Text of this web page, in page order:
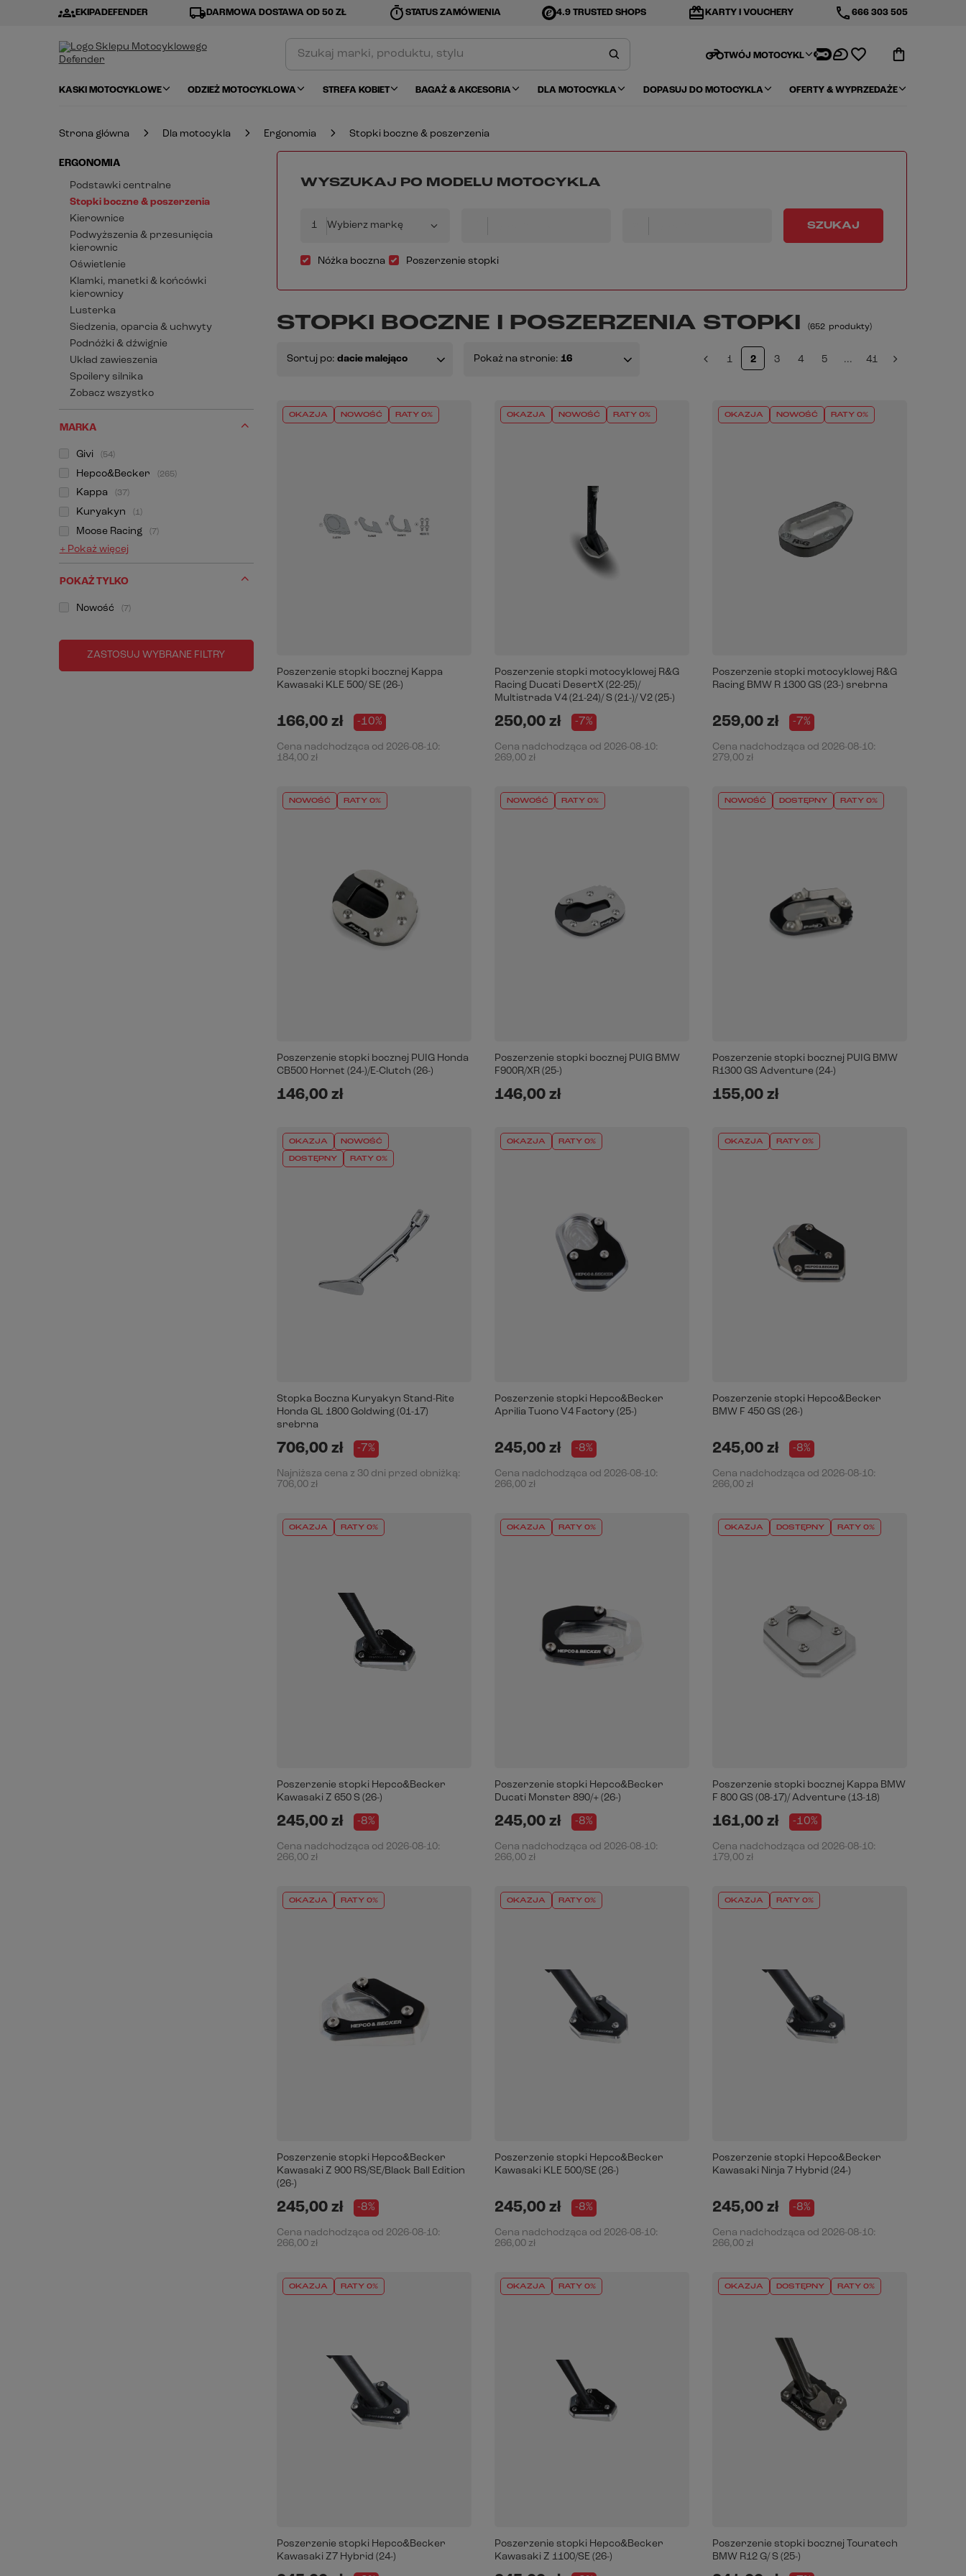
groupsEKIPADEFENDER local_shippingDARMOWA DOSTAWA OD 50 ZŁ timer STATUS ZAMÓWIENIA 4.9 TRUSTED SHOPS redeem KARTY I VOUCHERY phone666 303 505
motorcycleTWÓJ MOTOCYKL
KASKI MOTOCYKLOWE ODZIEŻ MOTOCYKLOWA STREFA KOBIET BAGAŻ & AKCESORIA DLA MOTOCYKLA DOPASUJ DO MOTOCYKLA OFERTY & WYPRZEDAŻE
Strona główna Dla motocykla Ergonomia Stopki boczne & poszerzenia
ERGONOMIA
Podstawki centralne
Stopki boczne & poszerzenia
Kierownice
Podwyższenia & przesunięcia
kierownic
Oświetlenie
Klamki, manetki & końcówki
kierownicy
Lusterka
Siedzenia, oparcia & uchwyty
Podnóżki & dźwignie
Układ zawieszenia
Spoilery silnika
Zobacz wszystko
MARKA
Givi 54
Hepco&Becker 265
Kappa 37
Kuryakyn 1
Moose Racing 7
+ Pokaż więcej
POKAŻ TYLKO
Nowość 7
ZASTOSUJ WYBRANE FILTRY
WYSZUKAJ PO MODELU MOTOCYKLA
1 Wybierz markę SZUKAJ
Nóżka boczna Poszerzenie stopki
STOPKI BOCZNE I POSZERZENIA STOPKI (652 produkty)
Sortuj po: dacie malejąco Pokaż na stronie: 16 1 2 3 4 5 ... 41
OKAZJA NOWOŚĆ RATY 0%
Poszerzenie stopki bocznej Kappa
Kawasaki KLE 500/ SE (26-)
166,00 zł -10%
Cena nadchodząca od 2026-08-10:
184,00 zł
OKAZJA NOWOŚĆ RATY 0%
Poszerzenie stopki motocyklowej R&G
Racing Ducati DesertX (22-25)/
Multistrada V4 (21-24)/ S (21-)/ V2 (25-)
250,00 zł -7%
Cena nadchodząca od 2026-08-10:
269,00 zł
OKAZJA NOWOŚĆ RATY 0%
Poszerzenie stopki motocyklowej R&G
Racing BMW R 1300 GS (23-) srebrna
259,00 zł -7%
Cena nadchodząca od 2026-08-10:
279,00 zł
NOWOŚĆ RATY 0%
Poszerzenie stopki bocznej PUIG Honda
CB500 Hornet (24-)/E-Clutch (26-)
146,00 zł
NOWOŚĆ RATY 0%
Poszerzenie stopki bocznej PUIG BMW
F900R/XR (25-)
146,00 zł
NOWOŚĆ DOSTĘPNY RATY 0%
Poszerzenie stopki bocznej PUIG BMW
R1300 GS Adventure (24-)
155,00 zł
OKAZJA NOWOŚĆ
DOSTĘPNY RATY 0%
Stopka Boczna Kuryakyn Stand-Rite
Honda GL 1800 Goldwing (01-17)
srebrna
706,00 zł -7%
Najniższa cena z 30 dni przed obniżką:
706,00 zł
OKAZJA RATY 0%
Poszerzenie stopki Hepco&Becker
Aprilia Tuono V4 Factory (25-)
245,00 zł -8%
Cena nadchodząca od 2026-08-10:
266,00 zł
OKAZJA RATY 0%
Poszerzenie stopki Hepco&Becker
BMW F 450 GS (26-)
245,00 zł -8%
Cena nadchodząca od 2026-08-10:
266,00 zł
OKAZJA RATY 0%
Poszerzenie stopki Hepco&Becker
Kawasaki Z 650 S (26-)
245,00 zł -8%
Cena nadchodząca od 2026-08-10:
266,00 zł
OKAZJA RATY 0%
Poszerzenie stopki Hepco&Becker
Ducati Monster 890/+ (26-)
245,00 zł -8%
Cena nadchodząca od 2026-08-10:
266,00 zł
OKAZJA DOSTĘPNY RATY 0%
Poszerzenie stopki bocznej Kappa BMW
F 800 GS (08-17)/ Adventure (13-18)
161,00 zł -10%
Cena nadchodząca od 2026-08-10:
179,00 zł
OKAZJA RATY 0%
Poszerzenie stopki Hepco&Becker
Kawasaki Z 900 RS/SE/Black Ball Edition
(26-)
245,00 zł -8%
Cena nadchodząca od 2026-08-10:
266,00 zł
OKAZJA RATY 0%
Poszerzenie stopki Hepco&Becker
Kawasaki KLE 500/SE (26-)
245,00 zł -8%
Cena nadchodząca od 2026-08-10:
266,00 zł
OKAZJA RATY 0%
Poszerzenie stopki Hepco&Becker
Kawasaki Ninja 7 Hybrid (24-)
245,00 zł -8%
Cena nadchodząca od 2026-08-10:
266,00 zł
OKAZJA RATY 0%
Poszerzenie stopki Hepco&Becker
Kawasaki Z7 Hybrid (24-)
OKAZJA RATY 0%
Poszerzenie stopki Hepco&Becker
Kawasaki Z 1100/SE (26-)
OKAZJA DOSTĘPNY RATY 0%
Poszerzenie stopki bocznej Touratech
BMW R12 G/ S (25-)